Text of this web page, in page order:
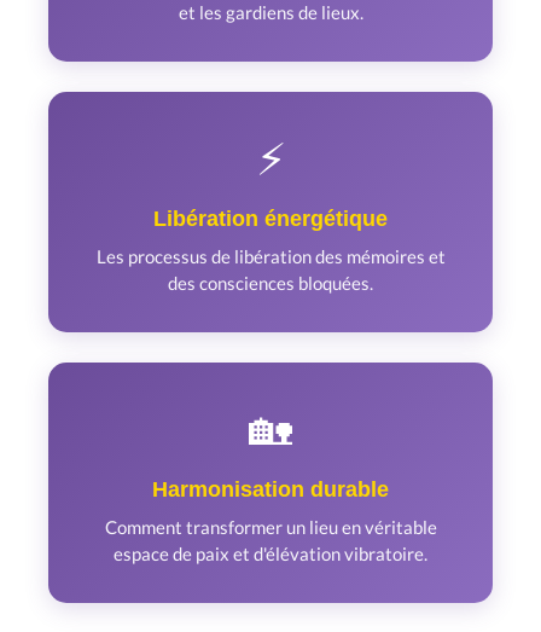
et les gardiens de lieux.
⚡
Libération énergétique
Les processus de libération des mémoires et
des consciences bloquées.
🏡
Harmonisation durable
Comment transformer un lieu en véritable
espace de paix et d'élévation vibratoire.